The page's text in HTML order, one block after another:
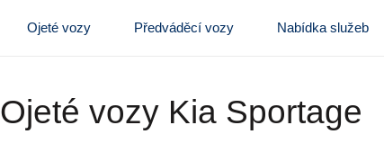
Ojeté vozy Předváděcí vozy Nabídka služeb
Ojeté vozy Kia Sportage